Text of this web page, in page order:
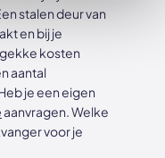
stalen deur van
en bij je
kosten
aantal
je een eigen
aanvragen. Welke
voor je